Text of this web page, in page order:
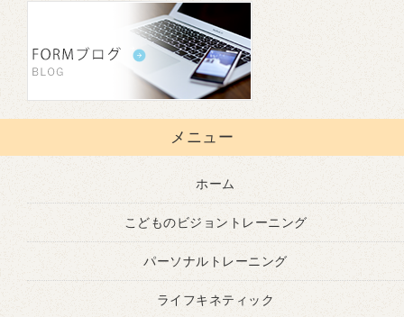
メニュー
ホーム
こどものビジョントレーニング
パーソナルトレーニング
ライフキネティック